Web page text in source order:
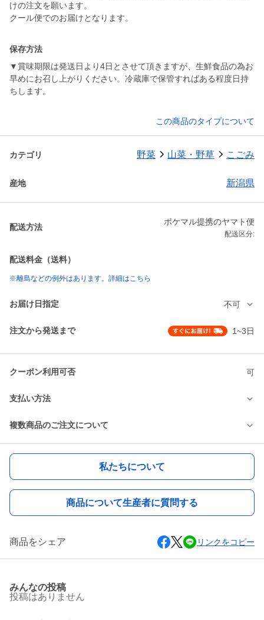
けの注文を願います。
クール便でのお届けとなります。
保存方法
▼賞味期限は発送日より4日とさせて頂きますが、生鮮食品の為お
早めにお召し上がりください。冷蔵庫で保管すればある程度日持
ちします。
この商品のタイプについて
カテゴリ 野菜 山菜・野草 こごみ
産地 新潟県
配送方法
ポケマル提携のヤマト便
配送区分:
配送料金（送料）
※離島などの例外はあります。詳細はこちら
お届け日指定 不可
注文から発送まで 1~3日
クーポン利用可否 可
支払い方法
複数商品のご注文について
私たちについて
商品について生産者に質問する
商品をシェア リンクをコピー
みんなの投稿
投稿はありません